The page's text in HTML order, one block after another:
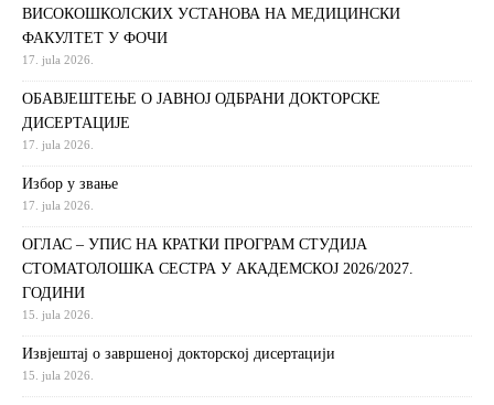
ВИСОКОШКОЛСКИХ УСТАНОВА НА МЕДИЦИНСКИ
ФАКУЛТЕТ У ФОЧИ
17. jula 2026.
ОБАВЈЕШТЕЊЕ О ЈАВНОЈ ОДБРАНИ ДОКТОРСКЕ
ДИСЕРТАЦИЈЕ
17. jula 2026.
Избор у звање
17. jula 2026.
ОГЛАС – УПИС НА КРАТКИ ПРОГРАМ СТУДИЈА
СТОМАТОЛОШКА СЕСТРА У АКАДЕМСКОЈ 2026/2027.
ГОДИНИ
15. jula 2026.
Извjeштaj o зaвршeнoj дoктoрскoj дисeртaциjи
15. jula 2026.